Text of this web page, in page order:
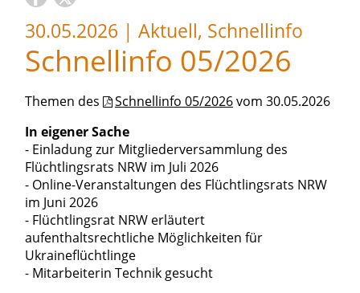
30.05.2026 | Aktuell, Schnellinfo
Schnellinfo 05/2026
Themen des Schnellinfo 05/2026vom 30.05.2026
In eigener Sache
- Einladung zur Mitgliederversammlung des
Flüchtlingsrats NRW im Juli 2026
- Online-Veranstaltungen des Flüchtlingsrats NRW
im Juni 2026
- Flüchtlingsrat NRW erläutert
aufenthaltsrechtliche Möglichkeiten für
Ukraineflüchtlinge
- Mitarbeiterin Technik gesucht